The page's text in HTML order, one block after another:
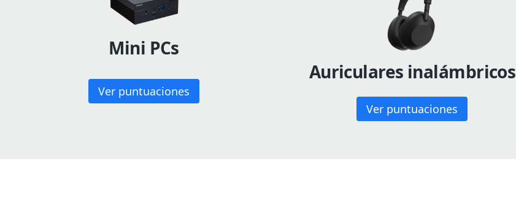
Mini PCs
Ver puntuaciones
Auriculares inalámbricos
Ver puntuaciones